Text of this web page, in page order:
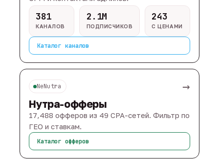
381
КАНАЛОВ
2.1M
ПОДПИСЧИКОВ
243
С ЦЕНАМИ
Каталог каналов
NeNutra →
Нутра-офферы
17,488 офферов из 49 CPA-сетей. Фильтр по
ГЕО и ставкам.
Каталог офферов